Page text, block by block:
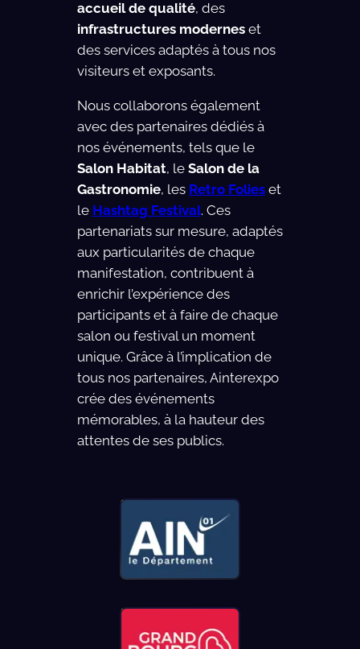
accueil de qualité, des
infrastructures moderneset
des services adaptés à tous nos
visiteurs et exposants.
Nous collaborons également
avec des partenaires dédiés à
nos événements, tels que le
Salon Habitat, le Salon de la
Gastronomie, les Retro Folieset
le Hashtag Festival. Ces
partenariats sur mesure, adaptés
aux particularités de chaque
manifestation, contribuent à
enrichir l’expérience des
participants et à faire de chaque
salon ou festival un moment
unique. Grâce à l’implication de
tous nos partenaires, Ainterexpo
crée des événements
mémorables, à la hauteur des
attentes de ses publics.